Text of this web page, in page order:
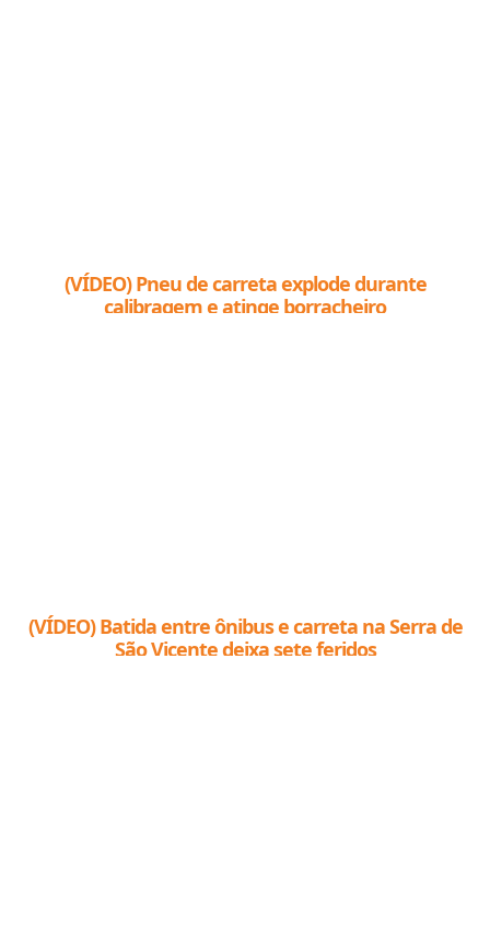
(VÍDEO) Pneu de carreta explode durante
calibragem e atinge borracheiro
(VÍDEO) Batida entre ônibus e carreta na Serra de
São Vicente deixa sete feridos